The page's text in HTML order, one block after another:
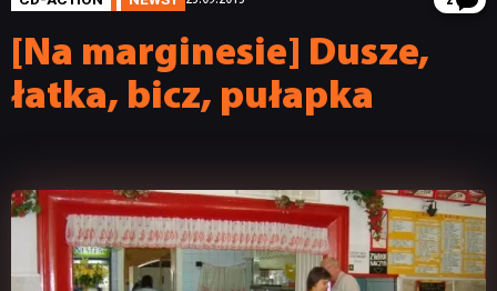
[Na marginesie] Dusze,
łatka, bicz, pułapka